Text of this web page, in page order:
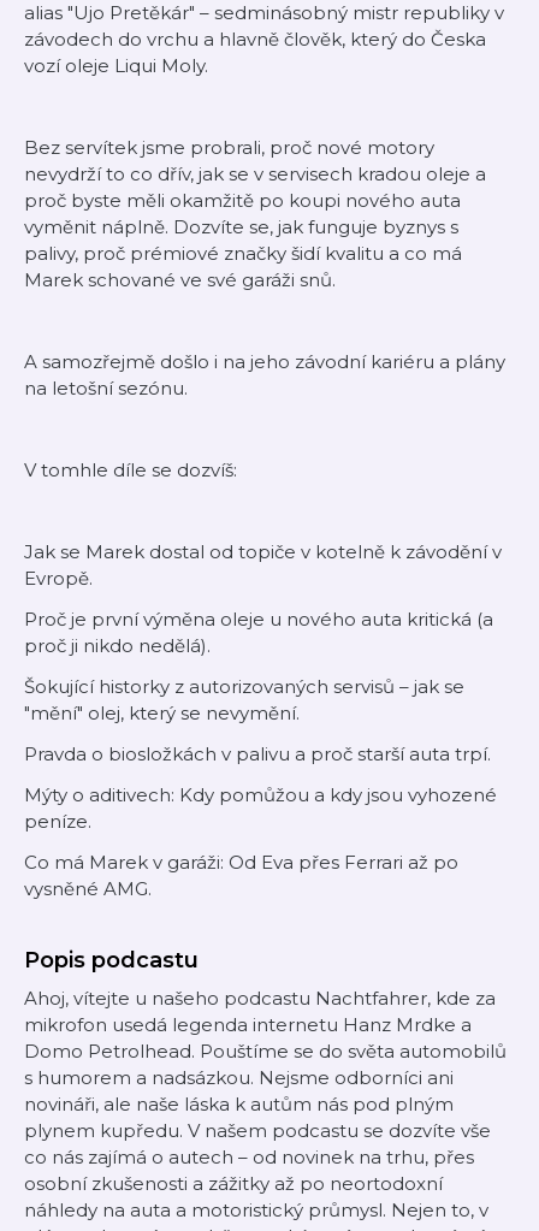
alias "Ujo Pretěkár" – sedminásobný mistr republiky v
závodech do vrchu a hlavně člověk, který do Česka
vozí oleje Liqui Moly.
Bez servítek jsme probrali, proč nové motory
nevydrží to co dřív, jak se v servisech kradou oleje a
proč byste měli okamžitě po koupi nového auta
vyměnit náplně. Dozvíte se, jak funguje byznys s
palivy, proč prémiové značky šidí kvalitu a co má
Marek schované ve své garáži snů.
A samozřejmě došlo i na jeho závodní kariéru a plány
na letošní sezónu.
V tomhle díle se dozvíš:
Jak se Marek dostal od topiče v kotelně k závodění v
Evropě.
Proč je první výměna oleje u nového auta kritická (a
proč ji nikdo nedělá).
Šokující historky z autorizovaných servisů – jak se
"mění" olej, který se nevymění.
Pravda o biosložkách v palivu a proč starší auta trpí.
Mýty o aditivech: Kdy pomůžou a kdy jsou vyhozené
peníze.
Co má Marek v garáži: Od Eva přes Ferrari až po
vysněné AMG.
Popis podcastu
Ahoj, vítejte u našeho podcastu Nachtfahrer, kde za
mikrofon usedá legenda internetu Hanz Mrdke a
Domo Petrolhead. Pouštíme se do světa automobilů
s humorem a nadsázkou. Nejsme odborníci ani
novináři, ale naše láska k autům nás pod plným
plynem kupředu. V našem podcastu se dozvíte vše
co nás zajímá o autech – od novinek na trhu, přes
osobní zkušenosti a zážitky až po neortodoxní
náhledy na auta a motoristický průmysl. Nejen to, v